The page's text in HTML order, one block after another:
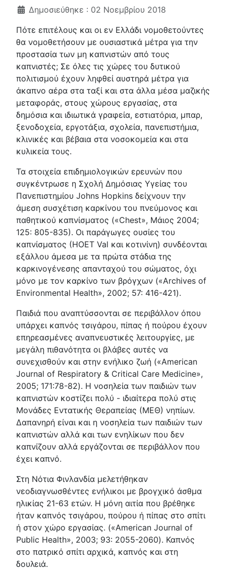
Λεπτομέρειες
Δημοσιεύθηκε : 02 Νοεμβρίου 2018
Πότε επιτέλους και οι εν Ελλάδι νομοθετούντες
θα νομοθετήσουν με ουσιαστικά μέτρα για την
προστασία των μη καπνιστών από τους
καπνιστές; Σε όλες τις χώρες του δυτικού
πολιτισμού έχουν ληφθεί αυστηρά μέτρα για
άκαπνο αέρα στα ταξί και στα άλλα μέσα μαζικής
μεταφοράς, στους χώρους εργασίας, στα
δημόσια και ιδιωτικά γραφεία, εστιατόρια, μπαρ,
ξενοδοχεία, εργοτάξια, σχολεία, πανεπιστήμια,
κλινικές και βέβαια στα νοσοκομεία και στα
κυλικεία τους.
Τα στοιχεία επιδημιολογικών ερευνών που
συγκέντρωσε η Σχολή Δημόσιας Υγείας του
Πανεπιστημίου Johns Hopkins δείχνουν την
άμεση συσχέτιση καρκίνου του πνεύμονος και
παθητικού καπνίσματος («Chest», Μάιος 2004;
125: 805-835). Οι παράγωγες ουσίες του
καπνίσματος (ΗΟΕΤ Val και κοτινίνη) συνδέονται
εξάλλου άμεσα με τα πρώτα στάδια της
καρκινογένεσης απανταχού του σώματος, όχι
μόνο με τον καρκίνο των βρόγχων («Archives of
Environmental Health», 2002; 57: 416-421).
Παιδιά που αναπτύσσονται σε περιβάλλον όπου
υπάρχει καπνός τσιγάρου, πίπας ή πούρου έχουν
επηρεασμένες αναπνευστικές λειτουργίες, με
μεγάλη πιθανότητα οι βλάβες αυτές να
συνεχισθούν και στην ενήλικο ζωή («American
Journal of Respiratory & Critical Care Medicine»,
2005; 171:78-82). Η νοσηλεία των παιδιών των
καπνιστών κοστίζει πολύ - ιδιαίτερα πολύ στις
Μονάδες Εντατικής Θεραπείας (ΜΕΘ) νηπίων.
Δαπανηρή είναι και η νοσηλεία των παιδιών των
καπνιστών αλλά και των ενηλίκων που δεν
καπνίζουν αλλά εργάζονται σε περιβάλλον που
έχει καπνό.
Στη Νότια Φινλανδία μελετήθηκαν
νεοδιαγνωσθέντες ενήλικοι με βρογχικό άσθμα
ηλικίας 21-63 ετών. Η μόνη αιτία που βρέθηκε
ήταν καπνός τσιγάρου, πούρου ή πίπας στο σπίτι
ή στον χώρο εργασίας. («American Journal of
Public Health», 2003; 93: 2055-2060). Καπνός
στο πατρικό σπίτι αρχικά, καπνός και στη
δουλειά.